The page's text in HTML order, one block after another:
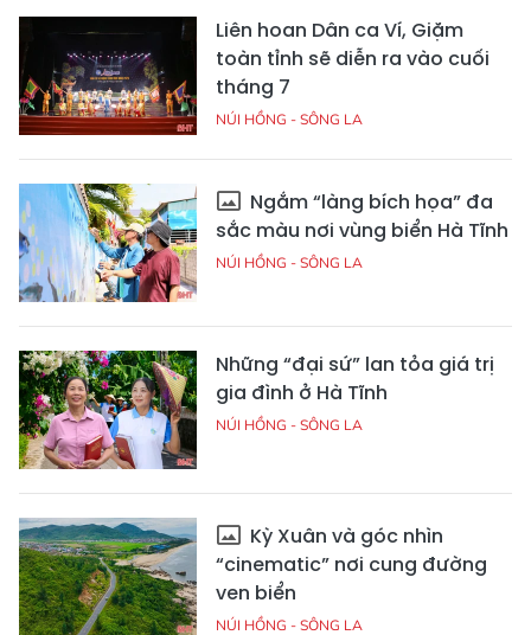
Liên hoan Dân ca Ví, Giặm
toàn tỉnh sẽ diễn ra vào cuối
tháng 7
NÚI HỒNG - SÔNG LA
Ngắm “làng bích họa” đa
sắc màu nơi vùng biển Hà Tĩnh
NÚI HỒNG - SÔNG LA
Những “đại sứ” lan tỏa giá trị
gia đình ở Hà Tĩnh
NÚI HỒNG - SÔNG LA
Kỳ Xuân và góc nhìn
“cinematic” nơi cung đường
ven biển
NÚI HỒNG - SÔNG LA